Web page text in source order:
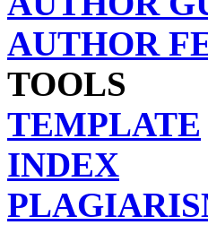
AUTHOR
TOOLS
TEMPLATE
INDEX